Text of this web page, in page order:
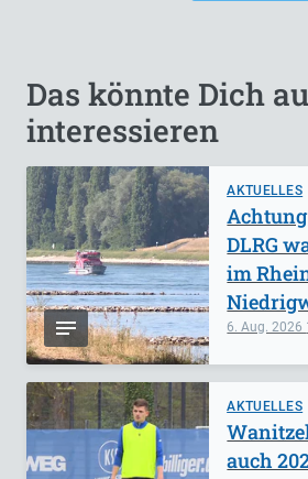
Das könnte Dich
interessieren
AKTUELLES
6. Aug. 2026
DLRG
im
AKTUELLES
auch